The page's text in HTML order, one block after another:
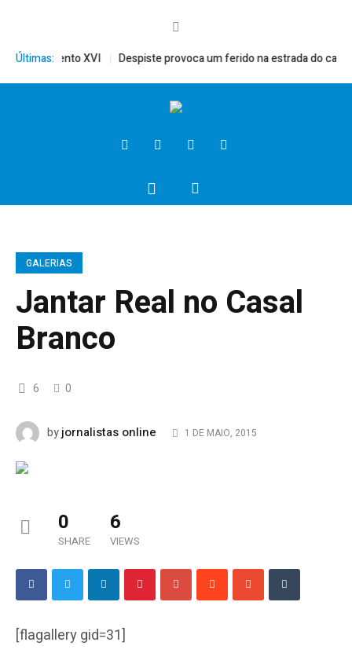
Últimas:Bento XVI Despiste provoca um ferido na estrada do campo
GALERIAS
Jantar Real no Casal
Branco
6 0
byjornalistas online 1 DE MAIO, 2015
0
SHARE
6
VIEWS
[flagallery gid=31]